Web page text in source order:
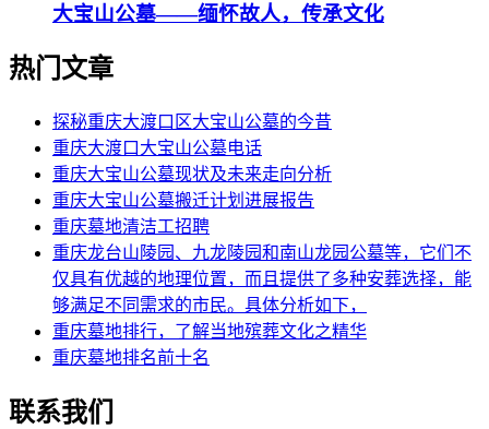
大宝山公墓——缅怀故人，传承文化
热门文章
探秘重庆大渡口区大宝山公墓的今昔
重庆大渡口大宝山公墓电话
重庆大宝山公墓现状及未来走向分析
重庆大宝山公墓搬迁计划进展报告
重庆墓地清洁工招聘
重庆龙台山陵园、九龙陵园和南山龙园公墓等，它们不
仅具有优越的地理位置，而且提供了多种安葬选择，能
够满足不同需求的市民。具体分析如下，
重庆墓地排行，了解当地殡葬文化之精华
重庆墓地排名前十名
联系我们